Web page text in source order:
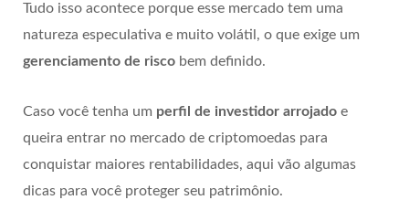
Tudo isso acontece porque esse mercado tem uma
natureza especulativa e muito volátil, o que exige um
gerenciamento de risco bem definido.
Caso você tenha um perfil de investidor arrojado e
queira entrar no mercado de criptomoedas para
conquistar maiores rentabilidades, aqui vão algumas
dicas para você proteger seu patrimônio.